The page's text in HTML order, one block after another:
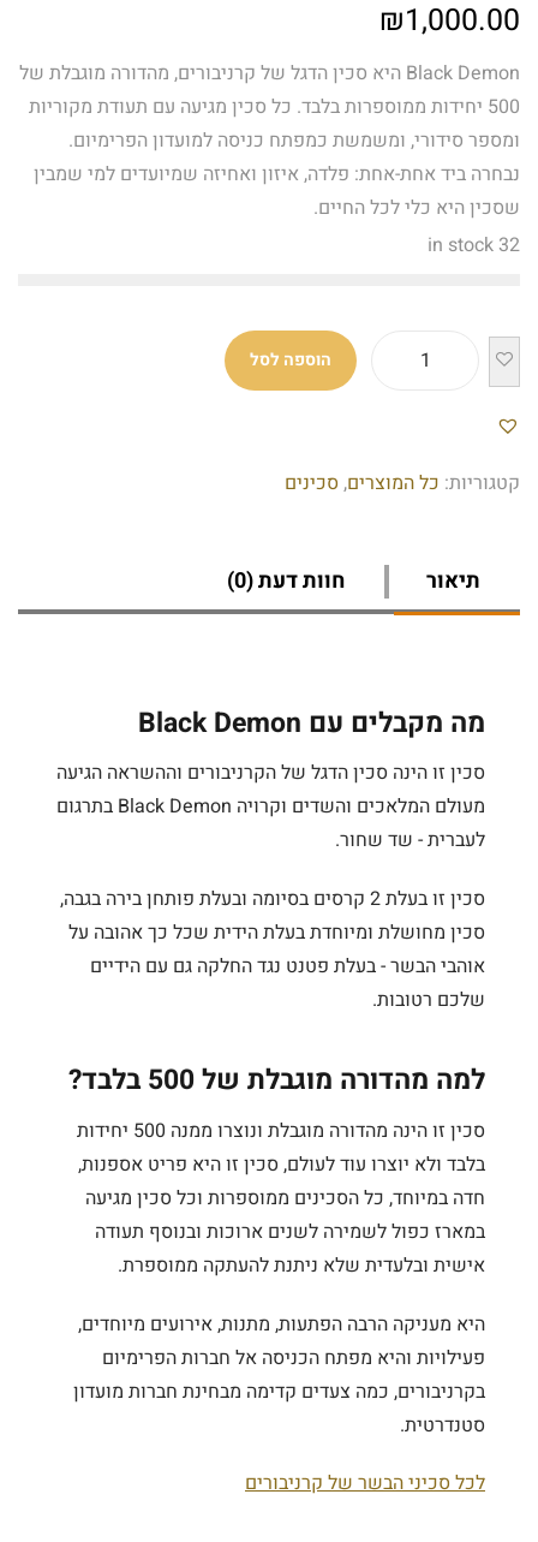
₪1,000.00
Black Demon היא סכין הדגל של קרניבורים, מהדורה מוגבלת של
500 יחידות ממוספרות בלבד. כל סכין מגיעה עם תעודת מקוריות
ומספר סידורי, ומשמשת כמפתח כניסה למועדון הפרימיום.
נבחרה ביד אחת-אחת: פלדה, איזון ואחיזה שמיועדים למי שמבין
שסכין היא כלי לכל החיים.
32 in stock
הוספה לסל
קטגוריות: כל המוצרים, סכינים
תיאור חוות דעת (0)
מה מקבלים עם Black Demon
סכין זו הינה סכין הדגל של הקרניבורים וההשראה הגיעה
מעולם המלאכים והשדים וקרויה Black Demon בתרגום
לעברית - שד שחור.
סכין זו בעלת 2 קרסים בסיומה ובעלת פותחן בירה בגבה,
סכין מחושלת ומיוחדת בעלת הידית שכל כך אהובה על
אוהבי הבשר - בעלת פטנט נגד החלקה גם עם הידיים
שלכם רטובות.
למה מהדורה מוגבלת של 500 בלבד?
סכין זו הינה מהדורה מוגבלת ונוצרו ממנה 500 יחידות
בלבד ולא יוצרו עוד לעולם, סכין זו היא פריט אספנות,
חדה במיוחד, כל הסכינים ממוספרות וכל סכין מגיעה
במארז כפול לשמירה לשנים ארוכות ובנוסף תעודה
אישית ובלעדית שלא ניתנת להעתקה ממוספרת.
היא מעניקה הרבה הפתעות, מתנות, אירועים מיוחדים,
פעילויות והיא מפתח הכניסה אל חברות הפרימיום
בקרניבורים, כמה צעדים קדימה מבחינת חברות מועדון
סטנדרטית.
לכל סכיני הבשר של קרניבורים